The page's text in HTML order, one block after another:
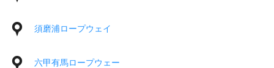
須磨浦ロープウェイ
六甲有馬ロープウェー